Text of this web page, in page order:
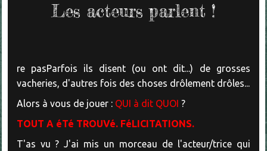
Les acteurs parlent !
re pasParfois ils disent (ou ont dit...) de grosses
vacheries, d'autres fois des choses drôlement drôles...
Alors à vous de jouer : QUI à dit QUOI ?
TOUT A éTé TROUVé. FéLICITATIONS.
T'as vu ? J'ai mis un morceau de l'acteur/trice qui